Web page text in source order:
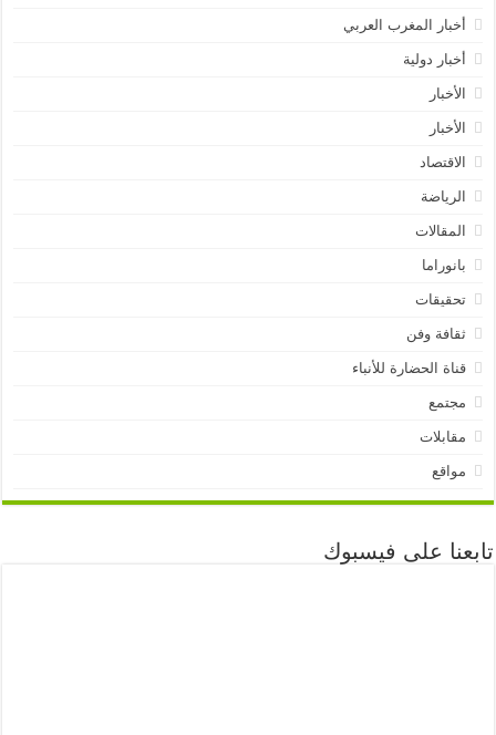
أخبار المغرب العربي
أخبار دولية
الأخبار
الأخبار
الاقتصاد
الرياضة
المقالات
بانوراما
تحقيقات
ثقافة وفن
قناة الحضارة للأنباء
مجتمع
مقابلات
مواقع
تابعنا على فيسبوك